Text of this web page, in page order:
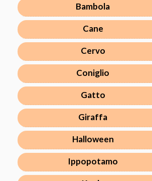
Bambola
Cane
Cervo
Coniglio
Gatto
Giraffa
Halloween
Ippopotamo